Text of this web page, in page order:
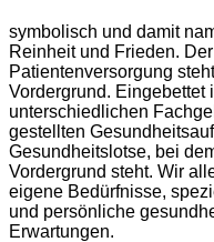
symbolisch und damit
Reinheit und Frieden.
Patientenversorgung
Vordergrund. Eingebettet
unterschiedlichen
gestellten
Gesundheitslotse, bei
Vordergrund steht. Wir
eigene Bedürfnisse,
und persönliche
Erwartungen.